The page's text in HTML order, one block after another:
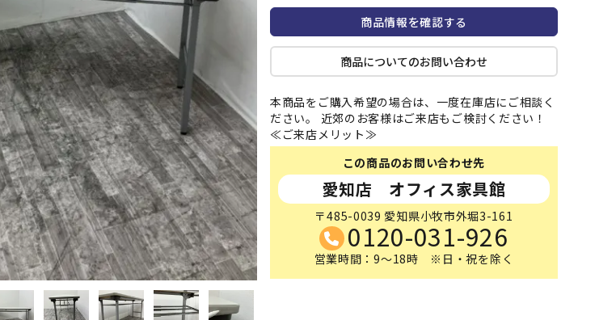
商品情報を確認する
商品についてのお問い合わせ
本商品をご購入希望の場合は、一度在庫店にご相談く
ださい。 近郊のお客様はご来店もご検討ください！
≪ご来店メリット≫
この商品のお問い合わせ先
愛知店 オフィス家具館
〒485-0039 愛知県小牧市外堀3-161
0120-031-926
営業時間：9～18時 ※日・祝を除く